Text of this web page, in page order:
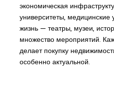
экономическая
университеты, медицинские
жизнь — театры, музеи,
множество мероприятий.
делает покупку
особенно актуальной.